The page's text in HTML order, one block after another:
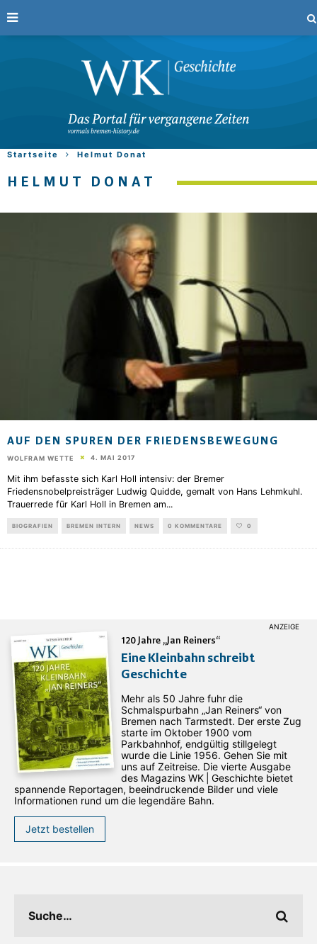
Startseite Helmut Donat
HELMUT DONAT
AUF DEN SPUREN DER FRIEDENSBEWEGUNG
WOLFRAM WETTE 4. MAI 2017
Mit ihm befasste sich Karl Holl intensiv: der Bremer
Friedensnobelpreisträger Ludwig Quidde, gemalt von Hans Lehmkuhl.
Trauerrede für Karl Holl in Bremen am...
BIOGRAFIEN BREMEN INTERN NEWS 0 KOMMENTARE 0
120 Jahre „Jan Reiners“
Eine Kleinbahn schreibt
Geschichte
Mehr als 50 Jahre fuhr die
Schmalspurbahn „Jan ­Reiners“ von
Bremen nach Tarmstedt. Der erste Zug
starte im Oktober 1900 vom
Parkbahnhof, endgültig stillgelegt
wurde die Linie 1956. Gehen Sie mit
uns auf Zeitreise. Die vierte Ausgabe
des ­Magazins WK | Geschichte bietet
spannende Reportagen, beeindruckende Bilder und viele
Informationen rund um die legendäre Bahn.
Jetzt bestellen